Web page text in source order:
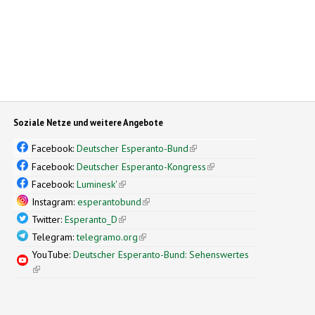
Soziale Netze und weitere Angebote
Facebook:Deutscher Esperanto-Bund(link is external)
Facebook:Deutscher Esperanto-Kongress(link is external)
Facebook:Luminesk'(link is external)
Instagram:esperantobund(link is external)
Twitter:Esperanto_D(link is external)
Telegram:telegramo.org(link is external)
YouTube:Deutscher Esperanto-Bund: Sehenswertes
(link is external)